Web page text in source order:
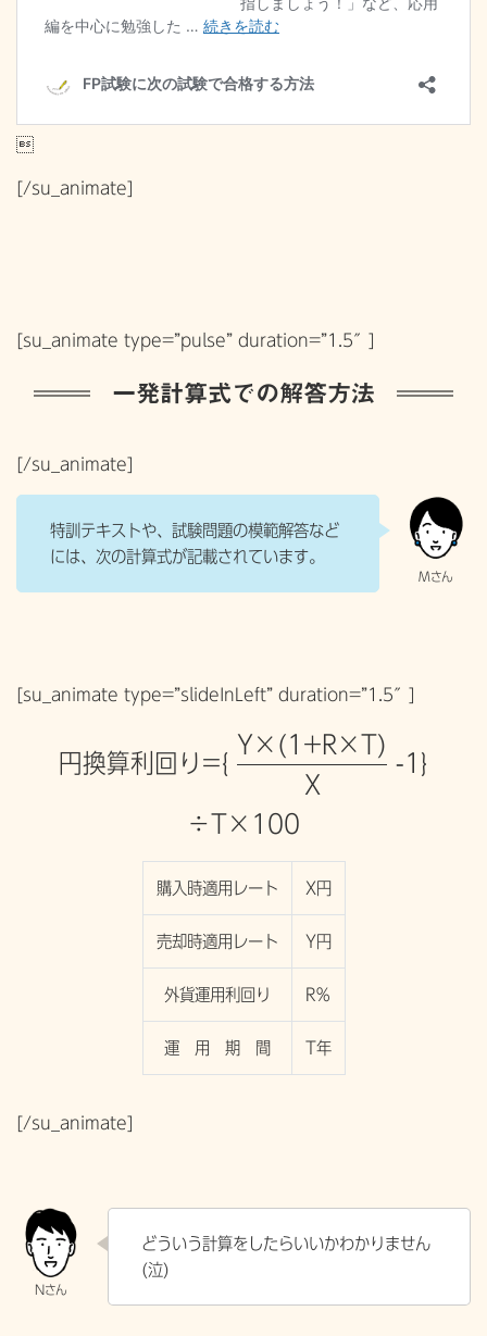

[/su_animate]
[su_animate type=”pulse” duration=”1.5″]
一発計算式での解答方法
[/su_animate]
特訓テキストや、試験問題の模範解答など
には、次の計算式が記載されています。
[su_animate type=”slideInLeft” duration=”1.5″]
円換算利回り={
Y×(1+R×T)
X
-1}
÷T×100
購入時適用レート X円
売却時適用レート Y円
外貨運用利回り R％
運 用 期 間 T年
[/su_animate]
どういう計算をしたらいいかわかりません
(泣)